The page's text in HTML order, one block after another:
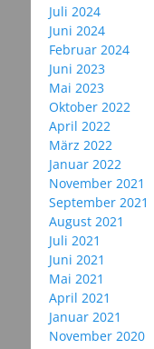
Juli 2024
Juni 2024
Februar 2024
Juni 2023
Mai 2023
Oktober 2022
April 2022
März 2022
Januar 2022
November 2021
September 2021
August 2021
Juli 2021
Juni 2021
Mai 2021
April 2021
Januar 2021
November 2020